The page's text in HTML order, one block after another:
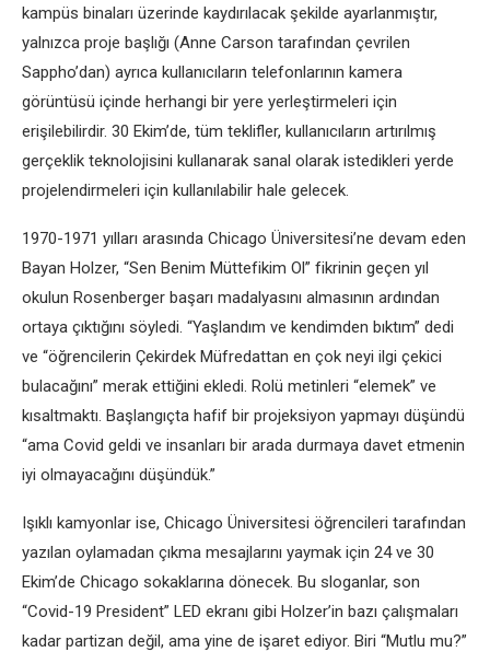
kampüs binaları üzerinde kaydırılacak şekilde ayarlanmıştır,
yalnızca proje başlığı (Anne Carson tarafından çevrilen
Sappho’dan) ayrıca kullanıcıların telefonlarının kamera
görüntüsü içinde herhangi bir yere yerleştirmeleri için
erişilebilirdir. 30 Ekim’de, tüm teklifler, kullanıcıların artırılmış
gerçeklik teknolojisini kullanarak sanal olarak istedikleri yerde
projelendirmeleri için kullanılabilir hale gelecek.
1970-1971 yılları arasında Chicago Üniversitesi’ne devam eden
Bayan Holzer, “Sen Benim Müttefikim Ol” fikrinin geçen yıl
okulun Rosenberger başarı madalyasını almasının ardından
ortaya çıktığını söyledi. “Yaşlandım ve kendimden bıktım” dedi
ve “öğrencilerin Çekirdek Müfredattan en çok neyi ilgi çekici
bulacağını” merak ettiğini ekledi. Rolü metinleri “elemek” ve
kısaltmaktı. Başlangıçta hafif bir projeksiyon yapmayı düşündü
“ama Covid geldi ve insanları bir arada durmaya davet etmenin
iyi olmayacağını düşündük.”
Işıklı kamyonlar ise, Chicago Üniversitesi öğrencileri tarafından
yazılan oylamadan çıkma mesajlarını yaymak için 24 ve 30
Ekim’de Chicago sokaklarına dönecek. Bu sloganlar, son
“Covid-19 President” LED ekranı gibi Holzer’in bazı çalışmaları
kadar partizan değil, ama yine de işaret ediyor. Biri “Mutlu mu?”